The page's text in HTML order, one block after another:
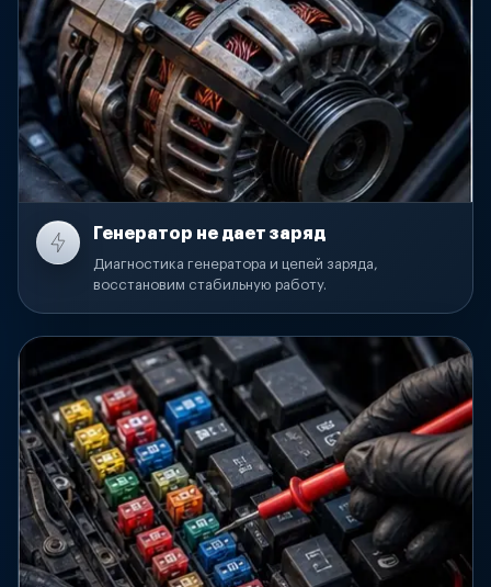
Генератор не дает заряд
Диагностика генератора и цепей заряда,
восстановим стабильную работу.